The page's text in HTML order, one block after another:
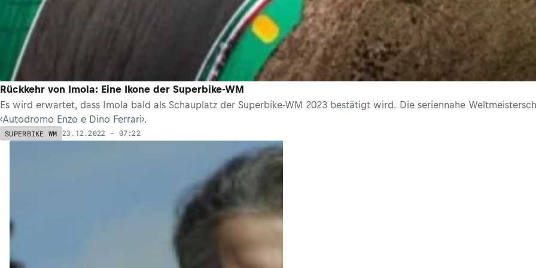
Rückkehr von Imola: Eine Ikone der Superbike-WM
Es wird erwartet, dass Imola bald als Schauplatz der Superbike-WM 2023 bestätigt wird. Die seriennahe
‹Autodromo Enzo e Dino Ferrari›.
SUPERBIKE WM 23.12.2022 - 07:22